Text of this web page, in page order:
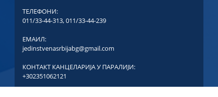
ТЕЛЕФОНИ:
011/33-44-313,011/33-44-239
ЕМАИЛ:
jedinstvenasrbijabg@gmail.com
КОНТАКТ КАНЦЕЛАРИЈА У ПАРАЛИЈИ:
+302351062121